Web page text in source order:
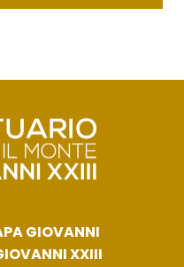
GIOVANNI
XXIII